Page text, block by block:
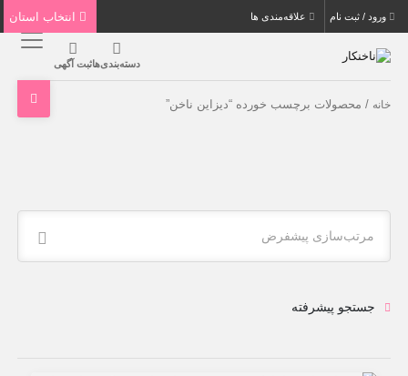
ورود / ثبت نام علاقه‌مندی ها
دسته‌بندی‌هاثبت آگهی
خانه / محصولات برچسب خورده “دیزاین ناخن”
مرتب‌سازی پیشفرض
جستجو پیشرفته